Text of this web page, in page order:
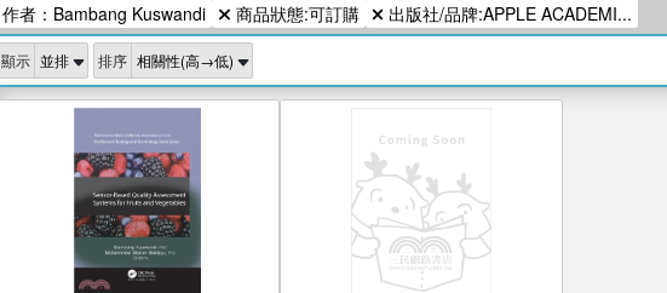
作者：Bambang Kuswandi 商品狀態:可訂購 出版社/品牌:APPLE ACADEMI...
顯示 排序